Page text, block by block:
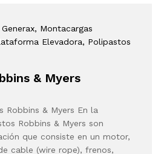
, Montacargas
Elevadora, Polipastos
& Myers
Robbins & Myers En la
Robbins & Myers son
que consiste en un motor,
cable (wire rope), frenos,